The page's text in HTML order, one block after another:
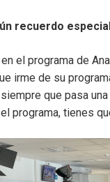
recuerdo
el programa de
irme de su
que pasa
programa, tienes